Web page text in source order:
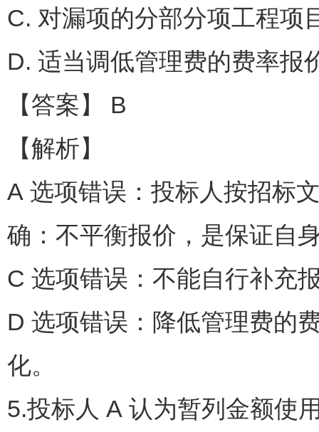
C. 对漏项的分部分项工程项
D. 适当调低管理费的费率报
【答案】 B
【解析】
A 选项错误：投标人按招标
确：不平衡报价，是保证自
C 选项错误：不能自行补充
D 选项错误：降低管理费的
化。
5.投标人 A 认为暂列金额使